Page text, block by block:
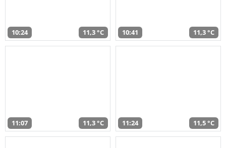
10:24 11,3 °C 10:41 11,3 °C
11:07 11,3 °C 11:24 11,5 °C